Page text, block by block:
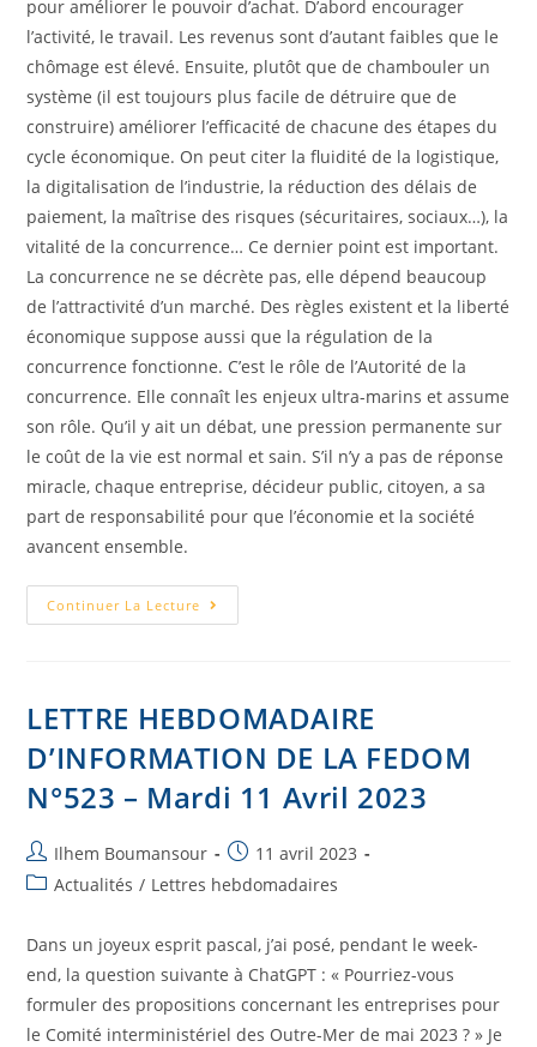
pour améliorer le pouvoir d’achat. D’abord encourager
l’activité, le travail. Les revenus sont d’autant faibles que le
chômage est élevé. Ensuite, plutôt que de chambouler un
système (il est toujours plus facile de détruire que de
construire) améliorer l’efficacité de chacune des étapes du
cycle économique. On peut citer la fluidité de la logistique,
la digitalisation de l’industrie, la réduction des délais de
paiement, la maîtrise des risques (sécuritaires, sociaux…), la
vitalité de la concurrence… Ce dernier point est important.
La concurrence ne se décrète pas, elle dépend beaucoup
de l’attractivité d’un marché. Des règles existent et la liberté
économique suppose aussi que la régulation de la
concurrence fonctionne. C’est le rôle de l’Autorité de la
concurrence. Elle connaît les enjeux ultra-marins et assume
son rôle. Qu’il y ait un débat, une pression permanente sur
le coût de la vie est normal et sain. S’il n’y a pas de réponse
miracle, chaque entreprise, décideur public, citoyen, a sa
part de responsabilité pour que l’économie et la société
avancent ensemble.
Continuer La Lecture
LETTRE HEBDOMADAIRE
D’INFORMATION DE LA FEDOM
N°523 – Mardi 11 Avril 2023
Ilhem Boumansour
11 avril 2023
Actualités / Lettres hebdomadaires
Dans un joyeux esprit pascal, j’ai posé, pendant le week-
end, la question suivante à ChatGPT : « Pourriez-vous
formuler des propositions concernant les entreprises pour
le Comité interministériel des Outre-Mer de mai 2023 ? » Je